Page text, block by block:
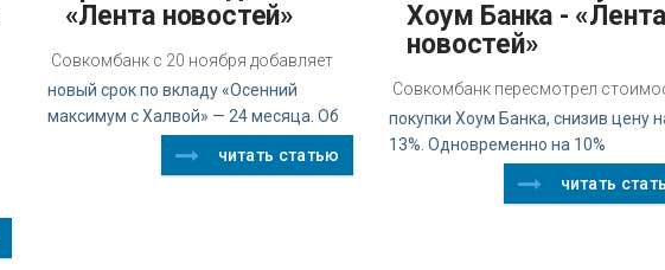
«Лента новостей»
Совкомбанк с 20 ноября добавляет
новый срок по вкладу «Осенний
максимум с Халвой» — 24 месяца. Об
читать статью
Хоум Банка - «Лента
новостей»
Совкомбанк пересмотрел
покупки Хоум Банка, снизив цену
13%. Одновременно на 10%
читать